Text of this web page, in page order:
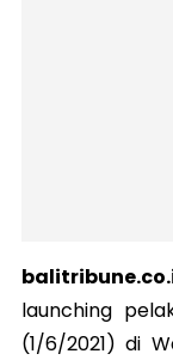
launching
(1/6/2021) di